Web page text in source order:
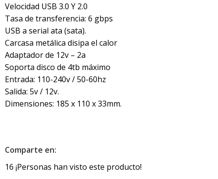
Velocidad USB 3.0 Y 2.0
Tasa de transferencia: 6 gbps
USB a serial ata (sata).
Carcasa metálica disipa el calor
Adaptador de 12v – 2a
Soporta disco de 4tb máximo
Entrada: 110-240v / 50-60hz
Salida: 5v / 12v.
Dimensiones: 185 x 110 x 33mm.
Comparte en:
16 ¡Personas han visto este producto!